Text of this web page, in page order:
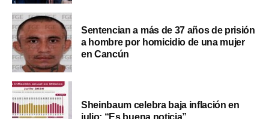
Sentencian a más de 37 años de prisión
a hombre por homicidio de una mujer
en Cancún
Sheinbaum celebra baja inflación en
julio: “Es buena noticia”